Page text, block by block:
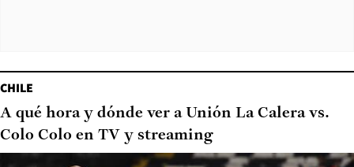
CHILE
A qué hora y dónde ver a Unión La Calera vs.
Colo Colo en TV y streaming